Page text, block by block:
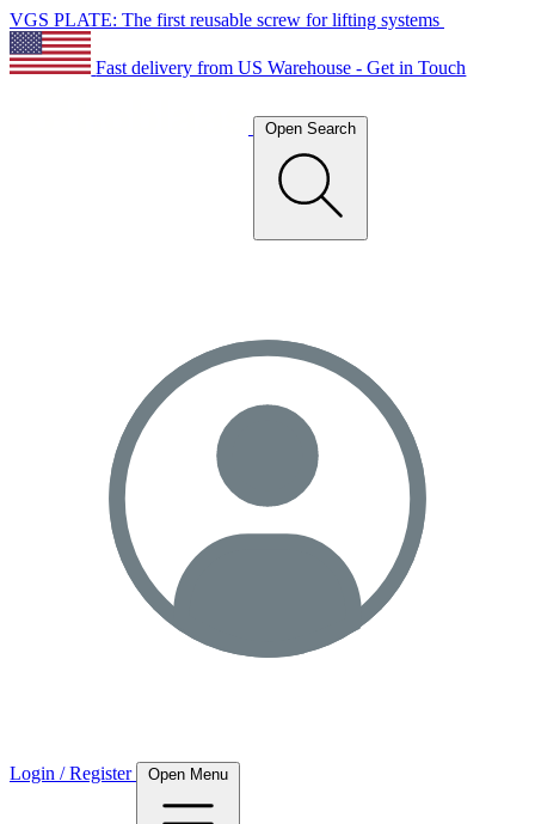
VGS PLATE: The first reusable screw for lifting systems
Fast delivery from US Warehouse - Get in Touch
Open Search
Login / Register Open Menu